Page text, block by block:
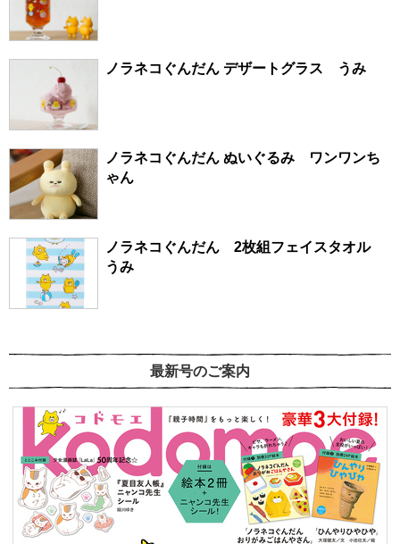
ノラネコぐんだん デザートグラス うみ
ノラネコぐんだん ぬいぐるみ ワンワンち
ゃん
ノラネコぐんだん 2枚組フェイスタオル
うみ
最新号のご案内